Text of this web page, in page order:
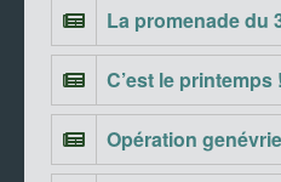
La promenade du
C’est le
Opération